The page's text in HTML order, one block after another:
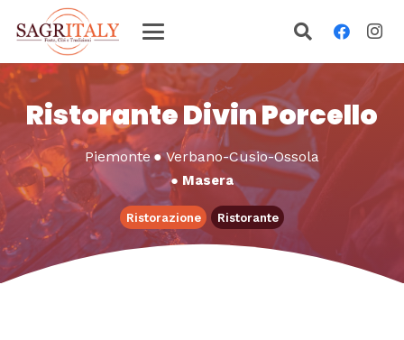
Ristorante Divin Porcello
Piemonte●Verbano-Cusio-Ossola
● Masera
Ristorazione Ristorante